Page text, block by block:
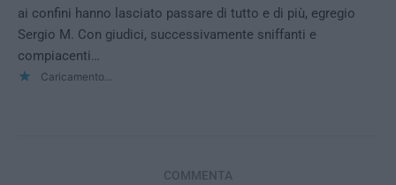
ai confini hanno lasciato passare di tutto e di più, egregio
Sergio M. Con giudici, successivamente sniffanti e
compiacenti…
Caricamento...
COMMENTA